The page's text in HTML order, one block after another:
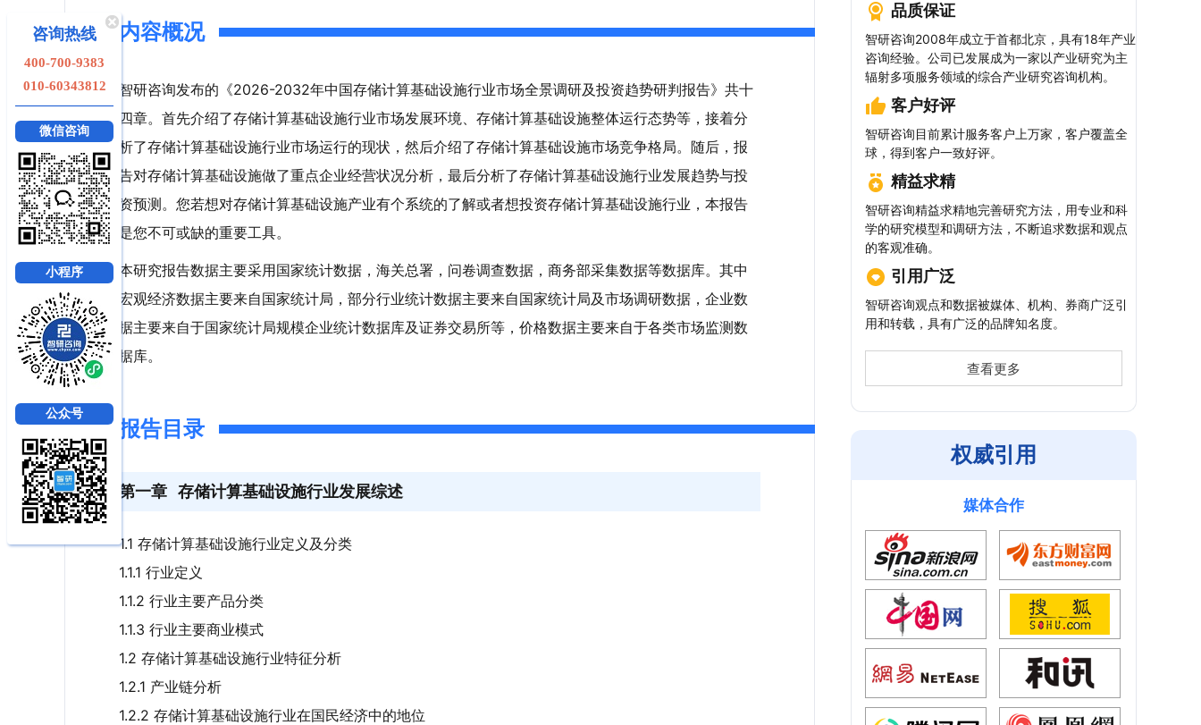
内容概况
智研咨询发布的《2026-2032年中国存储计算基础设施行业市场全景调研及投资趋势研判报告》共十
四章。首先介绍了存储计算基础设施行业市场发展环境、存储计算基础设施整体运行态势等，接着分
析了存储计算基础设施行业市场运行的现状，然后介绍了存储计算基础设施市场竞争格局。随后，报
告对存储计算基础设施做了重点企业经营状况分析，最后分析了存储计算基础设施行业发展趋势与投
资预测。您若想对存储计算基础设施产业有个系统的了解或者想投资存储计算基础设施行业，本报告
是您不可或缺的重要工具。
本研究报告数据主要采用国家统计数据，海关总署，问卷调查数据，商务部采集数据等数据库。其中
宏观经济数据主要来自国家统计局，部分行业统计数据主要来自国家统计局及市场调研数据，企业数
据主要来自于国家统计局规模企业统计数据库及证券交易所等，价格数据主要来自于各类市场监测数
据库。
报告目录
第一章 存储计算基础设施行业发展综述
1.1 存储计算基础设施行业定义及分类
1.1.1 行业定义
1.1.2 行业主要产品分类
1.1.3 行业主要商业模式
1.2 存储计算基础设施行业特征分析
1.2.1 产业链分析
1.2.2 存储计算基础设施行业在国民经济中的地位
品质保证
智研咨询2008年成立于首都北京，具有18年产业
咨询经验。公司已发展成为一家以产业研究为主
辐射多项服务领域的综合产业研究咨询机构。
客户好评
智研咨询目前累计服务客户上万家，客户覆盖全
球，得到客户一致好评。
精益求精
智研咨询精益求精地完善研究方法，用专业和科
学的研究模型和调研方法，不断追求数据和观点
的客观准确。
引用广泛
智研咨询观点和数据被媒体、机构、券商广泛引
用和转载，具有广泛的品牌知名度。
查看更多
权威引用
媒体合作
咨询热线
400-700-9383
010-60343812
微信咨询
小程序
公众号